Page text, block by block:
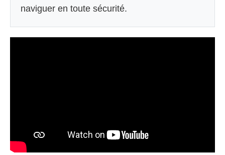
naviguer en toute sécurité.